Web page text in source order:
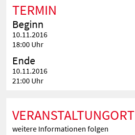
TERMIN
Beginn
10.11.2016
18:00 Uhr
Ende
10.11.2016
21:00 Uhr
VERANSTALTUNGORT
weitere Informationen folgen